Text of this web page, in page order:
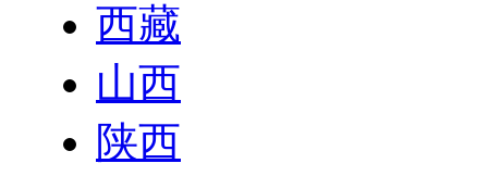
西藏
山西
陕西